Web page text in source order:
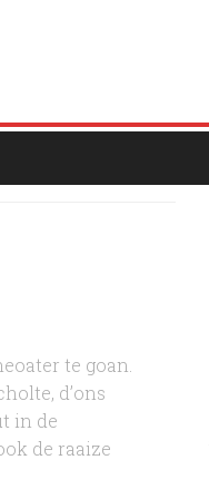
te goan.
d’ons
in de
de raaize